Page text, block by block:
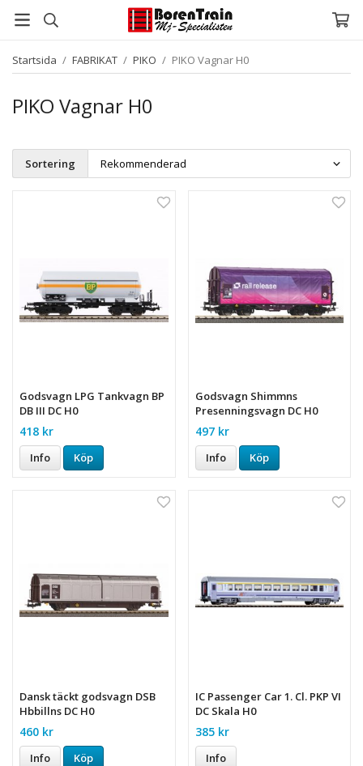
Startsida / FABRIKAT / PIKO / PIKO Vagnar H0
PIKO Vagnar H0
Sortering
Godsvagn LPG Tankvagn BP
DB III DC H0
418 kr
Info Köp
Godsvagn Shimmns
Presenningsvagn DC H0
497 kr
Info Köp
Dansk täckt godsvagn DSB
Hbbillns DC H0
460 kr
Info Köp
IC Passenger Car 1. Cl. PKP VI
DC Skala H0
385 kr
Info